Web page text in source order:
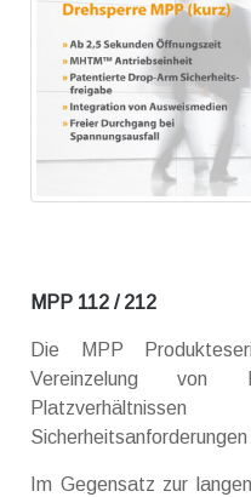
MPP 112 / 212
Die MPP
Vereinzelung von
Im Gegensatz zur